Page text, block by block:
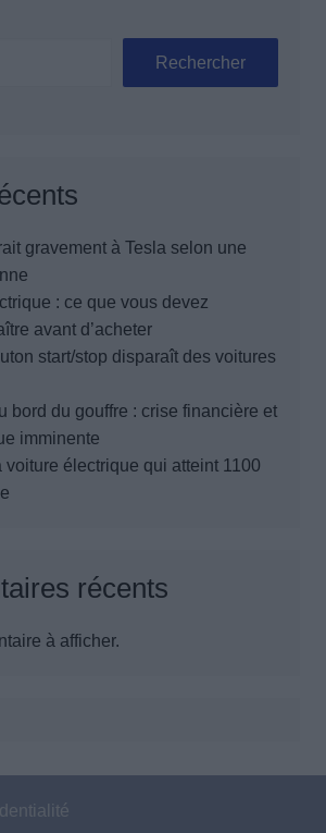
Rechercher
gravement à Tesla selon une
: ce que vous devez
avant d’acheter
start/stop disparaît des voitures
bord du gouffre : crise financière et
imminente
voiture électrique qui atteint 1100
récents
à afficher.